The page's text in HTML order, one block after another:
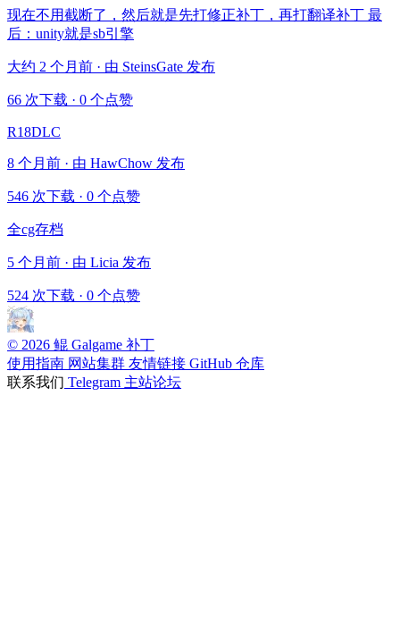
现在不用截断了，然后就是先打修正补丁，再打翻译补丁 最
后：unity就是sb引擎
大约 2 个月前 · 由 SteinsGate 发布
66 次下载 · 0 个点赞
R18DLC
8 个月前 · 由 HawChow 发布
546 次下载 · 0 个点赞
全cg存档
5 个月前 · 由 Licia 发布
524 次下载 · 0 个点赞
© 2026 鲲 Galgame 补丁
使用指南 网站集群 友情链接 GitHub 仓库
联系我们 Telegram 主站论坛